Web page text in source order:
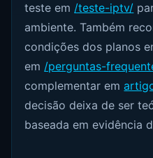
teste em /teste-iptv/
ambiente. Também
condições dos planos
em /perguntas-
complementar em
decisão deixa de ser
baseada em evidência